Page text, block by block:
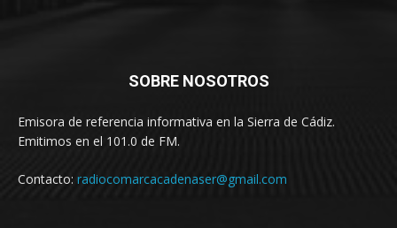
SOBRE NOSOTROS
Emisora de referencia informativa en la Sierra de Cádiz.
Emitimos en el 101.0 de FM.
Contacto: radiocomarcacadenaser@gmail.com